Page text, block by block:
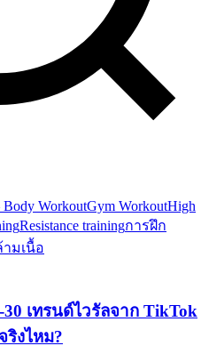
Body WorkoutGym WorkoutHigh
Resistance trainingการฝึก
มเนื้อ
30 เทรนด์ไวรัลจาก TikTok
งไหม?